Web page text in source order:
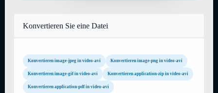
Konvertieren Sie eine Datei
Konvertieren image-jpeg in video-avi Konvertieren image-png in video-avi
Konvertieren image-gif in video-avi Konvertieren application-zip in video-avi
Konvertieren application-pdf in video-avi